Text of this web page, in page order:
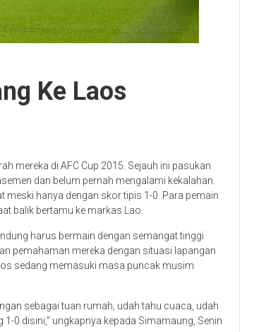
Ke Laos
mereka di AFC Cup 2015. Sejauh ini pasukan
dan belum pernah mengalami kekalahan.
meski hanya dengan skor tipis 1-0. Para pemain
balik bertamu ke markas Lao.
harus bermain dengan semangat tinggi
pemahaman mereka dengan situasi lapangan
sedang memasuki masa puncak musim
sebagai tuan rumah, udah tahu cuaca, udah
0 disini,” ungkapnya kepada Simamaung, Senin